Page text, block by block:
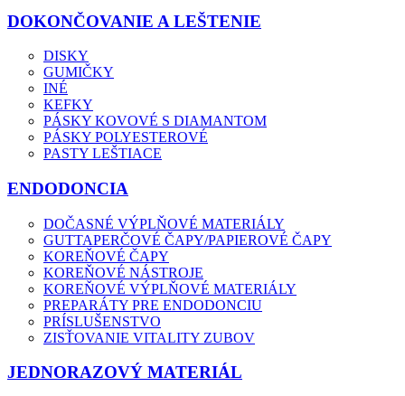
DOKONČOVANIE A LEŠTENIE
DISKY
GUMIČKY
INÉ
KEFKY
PÁSKY KOVOVÉ S DIAMANTOM
PÁSKY POLYESTEROVÉ
PASTY LEŠTIACE
ENDODONCIA
DOČASNÉ VÝPLŇOVÉ MATERIÁLY
GUTTAPERČOVÉ ČAPY/PAPIEROVÉ ČAPY
KOREŇOVÉ ČAPY
KOREŇOVÉ NÁSTROJE
KOREŇOVÉ VÝPLŇOVÉ MATERIÁLY
PREPARÁTY PRE ENDODONCIU
PRÍSLUŠENSTVO
ZISŤOVANIE VITALITY ZUBOV
JEDNORAZOVÝ MATERIÁL